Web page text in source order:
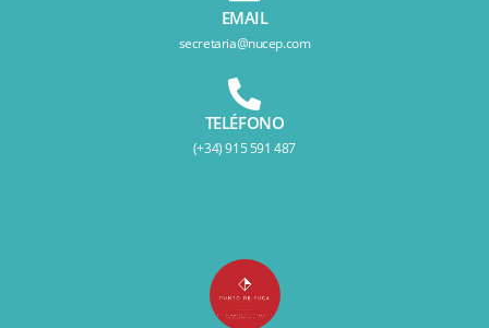
EMAIL
secretaria@nucep.com
TELÉFONO
(+34) 915 591 487